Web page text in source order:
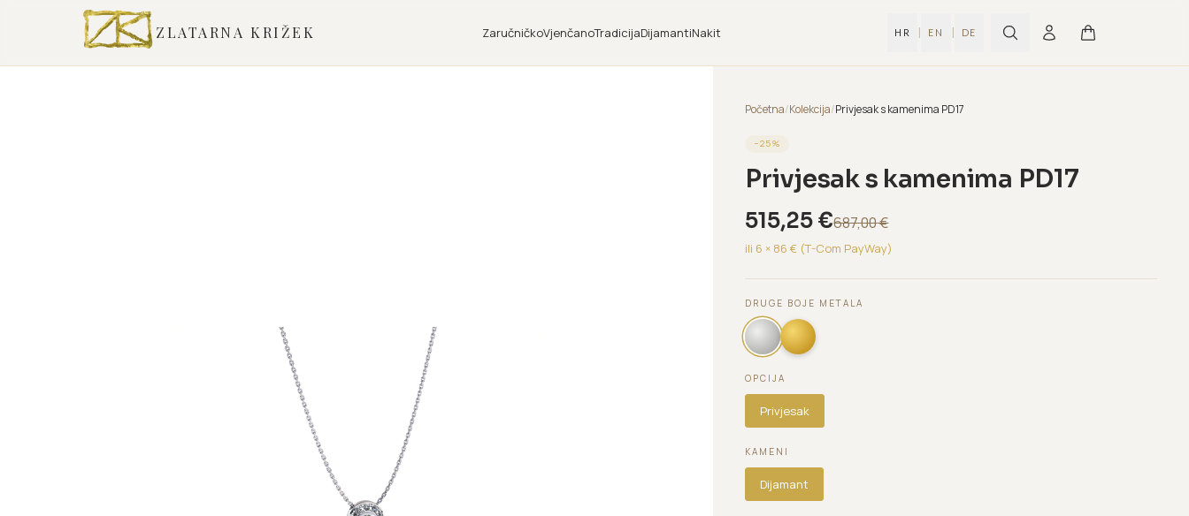
ZLATARNA KRIŽEK ZaručničkoVjenčanoTradicijaDijamantiNakit HR | EN | DE
Početna/Kolekcija/Privjesak s kamenima PD17
−25%
Privjesak s kamenima PD17
515,25 €687,00€
ili 6 × 86 € (T-Com PayWay)
DRUGE BOJE METALA
OPCIJA
Privjesak
KAMENI
Dijamant